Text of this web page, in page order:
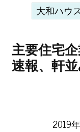
大和ハウ
主要住宅
速報、軒
2019